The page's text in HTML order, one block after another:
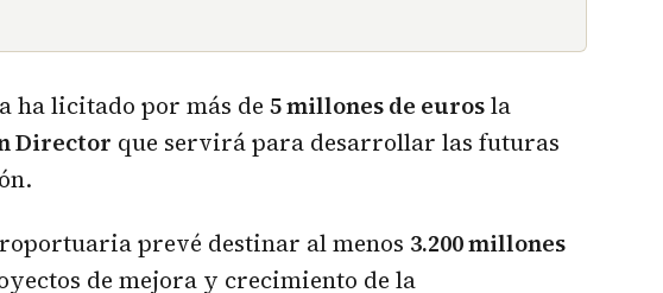
ha licitado por más de 5 millones de eurosla
Director que servirá para desarrollar las futuras
prevé destinar al menos 3.200 millones
de mejora y crecimiento de la